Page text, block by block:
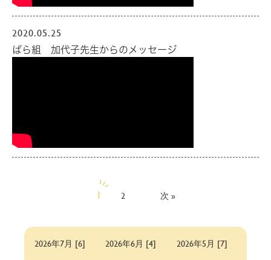
2020.05.25
ばら組 加代子先生からのメッセージ
1 2 次»
2026年7月 [6] 2026年6月 [4]
2026年5月 [7]